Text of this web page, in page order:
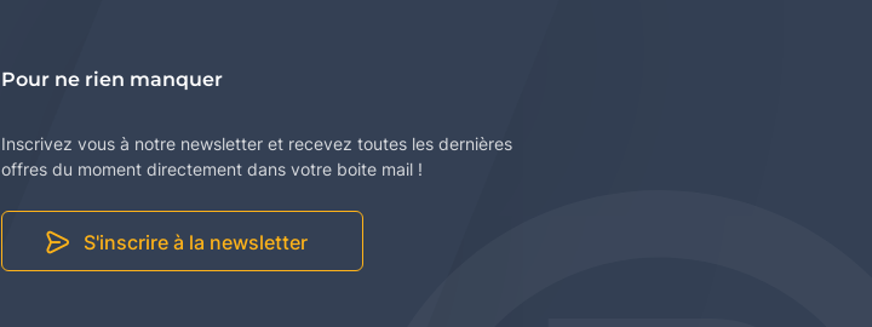
Pour ne rien manquer
Inscrivez vous à notre newsletter et recevez toutes les dernières
offres du moment directement dans votre boite mail !
S'inscrire à la newsletter